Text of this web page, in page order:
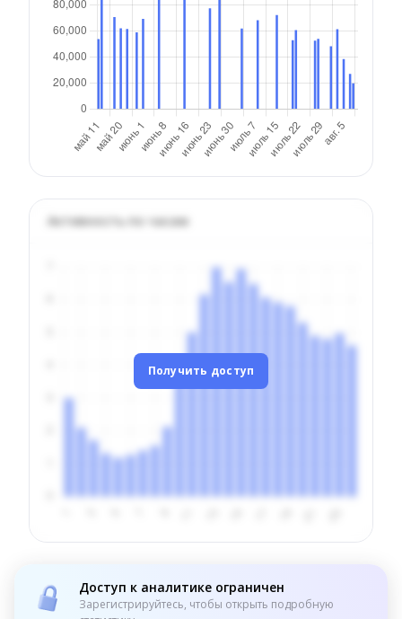
Активность по часам
Получить доступ
Доступ к аналитике ограничен
Зарегистрируйтесь, чтобы открыть подробную